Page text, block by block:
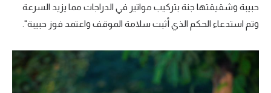
حبيبة وشقيقتها جنة بتركيب مواتير في الدراجات مما يزيد السرعة
وتم استدعاء الحكم الذي أثبت سلامة الموقف واعتمد فوز حبيبة".